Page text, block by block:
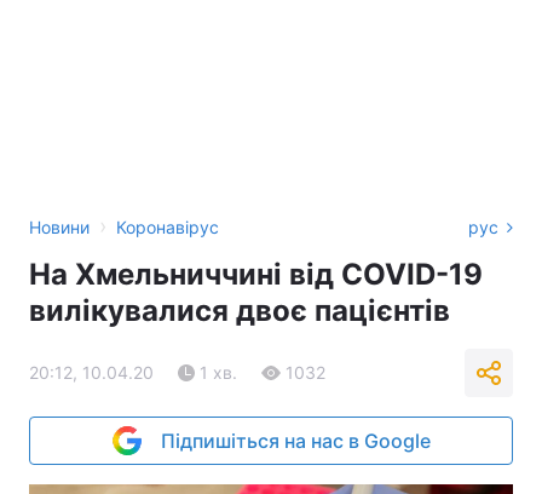
Новини › Коронавірус рус
На Хмельниччині від COVID-19
вилікувалися двоє пацієнтів
20:12, 10.04.20 1 хв. 1032
Підпишіться на нас в Google